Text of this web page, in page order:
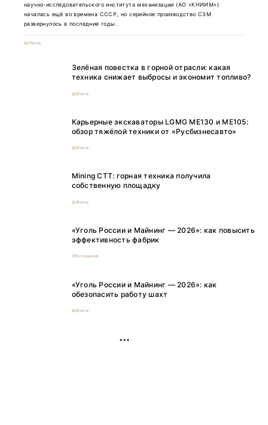
научно-исследовательского института механизации (АО «КНИИМ»)
началась ещё во времена СССР, но серийное производство СЗМ
развернулось в последние годы.
Добыча
Зелёная повестка в горной отрасли: какая
техника снижает выбросы и экономит топливо?
Добыча
Карьерные экскаваторы LGMG ME130 и ME105:
обзор тяжёлой техники от «Русбизнесавто»
Добыча
Mining CTT: горная техника получила
собственную площадку
Добыча
«Уголь России и Майнинг — 2026»: как повысить
эффективность фабрик
Обогащение
«Уголь России и Майнинг — 2026»: как
обезопасить работу шахт
Добыча